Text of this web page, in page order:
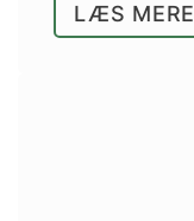
LÆS MERE